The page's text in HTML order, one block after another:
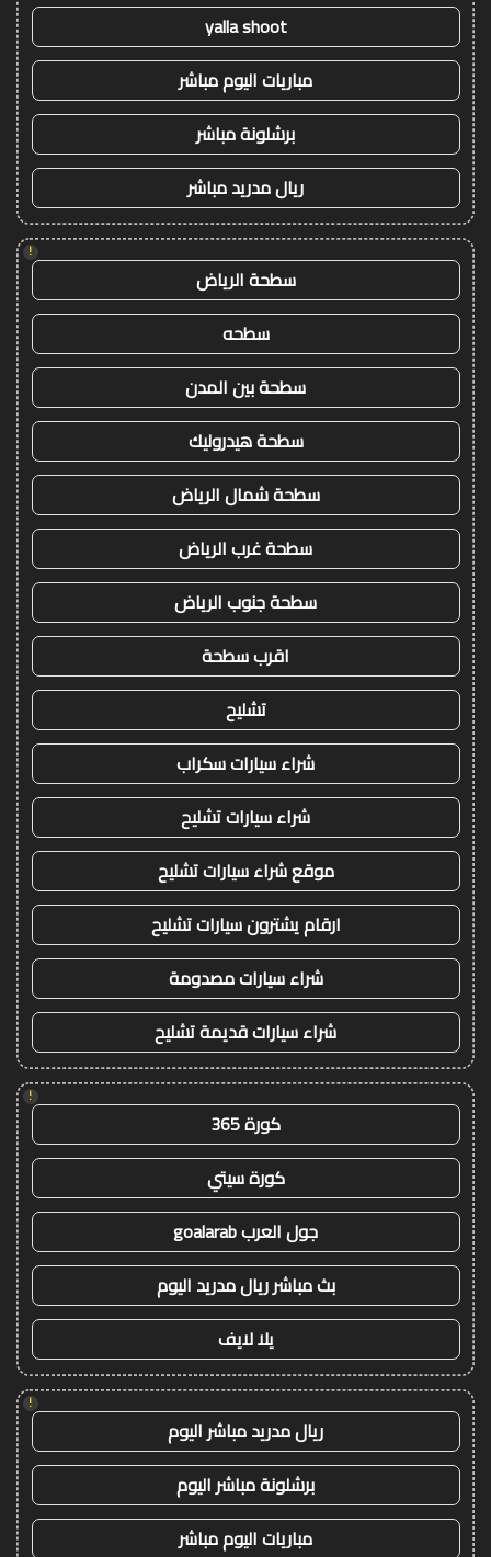
yalla shoot
مباريات اليوم مباشر
برشلونة مباشر
ريال مدريد مباشر
!
سطحة الرياض
سطحه
سطحة بين المدن
سطحة هيدروليك
سطحة شمال الرياض
سطحة غرب الرياض
سطحة جنوب الرياض
اقرب سطحة
تشليح
شراء سيارات سكراب
شراء سيارات تشليح
موقع شراء سيارات تشليح
ارقام يشترون سيارات تشليح
شراء سيارات مصدومة
شراء سيارات قديمة تشليح
!
كورة 365
كورة سيتي
جول العرب goalarab
بث مباشر ريال مدريد اليوم
يلا لايف
!
ريال مدريد مباشر اليوم
برشلونة مباشر اليوم
مباريات اليوم مباشر